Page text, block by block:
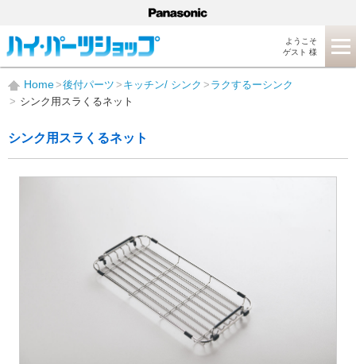
ようこそ
ゲスト 様
Home 後付パーツ キッチン/ シンク
ラクするーシンク
シンク用スラくるネット
シンク用スラくるネット